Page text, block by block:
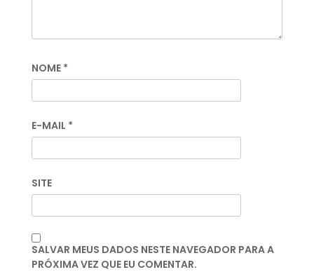
NOME *
E-MAIL *
SITE
SALVAR MEUS DADOS NESTE NAVEGADOR PARA A
PRÓXIMA VEZ QUE EU COMENTAR.